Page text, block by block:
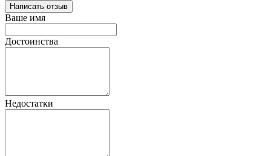
Написать отзыв
Ваше имя
Достоинства
Недостатки